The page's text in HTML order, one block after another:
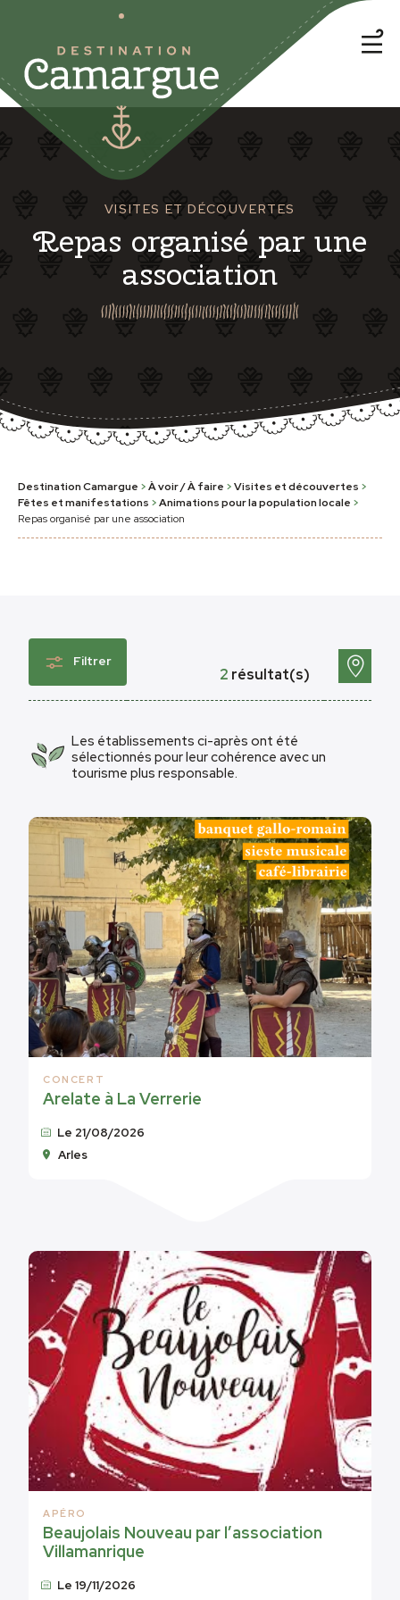
VISITES ET DÉCOUVERTES
Repas organisé par une
association
Destination Camargue >À voir / À faire >Visites et découvertes >
Fêtes et manifestations >Animations pour la population locale >
Repas organisé par une association
Filtrer
2 résultat(s)
Les établissements ci-après ont été
sélectionnés pour leur cohérence avec un
tourisme plus responsable.
CONCERT
Arelate à La Verrerie
Le 21/08/2026
Arles
APÉRO
Beaujolais Nouveau par l’association
Villamanrique
Le 19/11/2026